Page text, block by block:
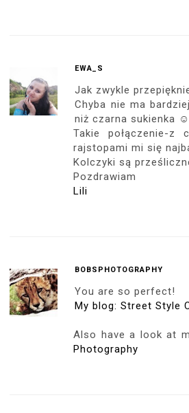
EWA_S
Jak zwykle
Chyba nie ma
niż czarna sukienka ☺
Takie połączenie-z
rajstopami mi się
Kolczyki są
Pozdrawiam
Lili
BOBSPHOTOGRAPHY
You are so perfect!
My blog: Street Style
Also have a look at
Photography